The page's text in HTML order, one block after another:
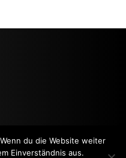
du die Website weiter
Einverständnis aus.